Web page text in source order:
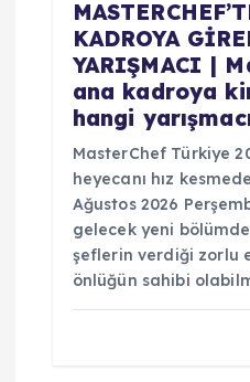
KADROYA
YARIŞMACI |
ana kadroya
hangi
MasterChef Türkiye
heyecanı hız
Ağustos 2026
gelecek yeni
şeflerin verdiği zorlu
önlüğün sahibi